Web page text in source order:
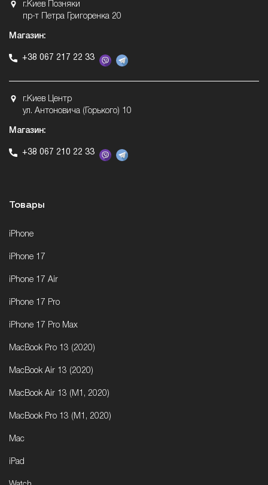
г.Киев Позняки
пр-т Петра Григоренка 20
Магазин:
+38 067 217 22 33
г.Киев Центр
ул. Антоновича (Горького) 10
Магазин:
+38 067 210 22 33
Товары
iPhone
iPhone 17
iPhone 17 Air
iPhone 17 Pro
iPhone 17 Pro Max
MacBook Pro 13 (2020)
MacBook Air 13 (2020)
MacBook Air 13 (M1, 2020)
MacBook Pro 13 (M1, 2020)
Mac
iPad